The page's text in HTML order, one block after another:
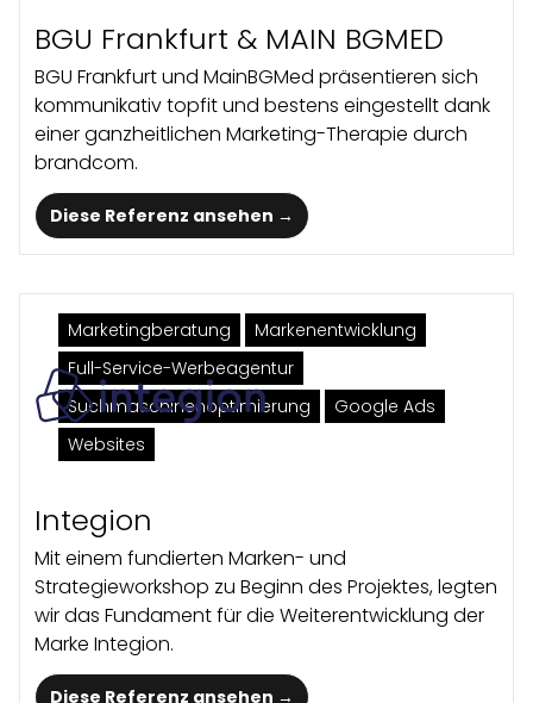
BGU Frankfurt & MAIN BGMED
BGU Frankfurt und MainBGMed präsentieren sich
kommunikativ topfit und bestens eingestellt dank
einer ganzheitlichen Marketing-Therapie durch
brandcom.
Diese Referenz ansehen →
Marketingberatung
Marken­entwicklung
Full-Service-Werbeagentur
Suchmaschinenoptimierung
Google Ads
Websites
Integion
Mit einem fundierten Marken- und
Strategieworkshop zu Beginn des Projektes, legten
wir das Fundament für die Weiterentwicklung der
Marke Integion.
Diese Referenz ansehen →